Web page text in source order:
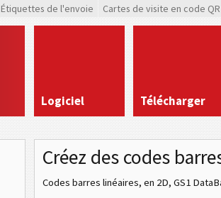
Étiquettes de l'envoie Cartes de visite en code QR
Logiciel Télécharger
Créez des codes
Codes barres linéaires, en 2D, GS1